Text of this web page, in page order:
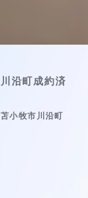
川沿町成約済
苫小牧市川沿町